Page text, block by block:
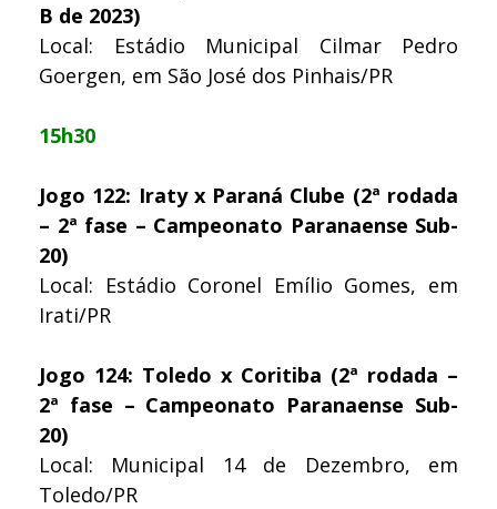
B de 2023)
Local: Estádio Municipal Cilmar Pedro
Goergen, em São José dos Pinhais/PR
15h30
Jogo 122: Iraty x Paraná Clube (2ª rodada
– 2ª fase – Campeonato Paranaense Sub-
20)
Local: Estádio Coronel Emílio Gomes, em
Irati/PR
Jogo 124: Toledo x Coritiba (2ª rodada –
2ª fase – Campeonato Paranaense Sub-
20)
Local: Municipal 14 de Dezembro, em
Toledo/PR